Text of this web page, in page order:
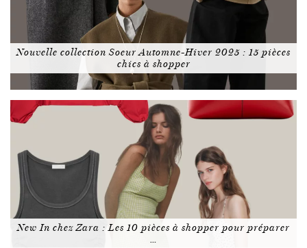
Nouvelle collection Soeur Automne-Hiver 2025 : 15 pièces
chics à shopper
New In chez Zara : Les 10 pièces à shopper pour préparer
…